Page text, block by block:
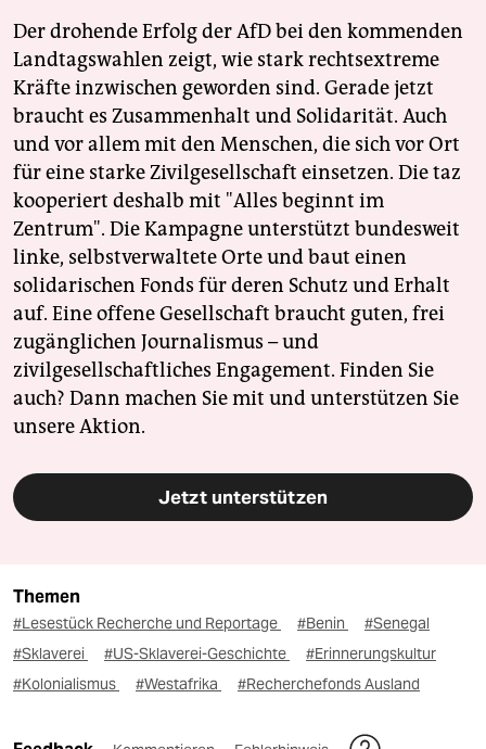
Der drohende Erfolg der AfD bei den kommenden
Landtagswahlen zeigt, wie stark rechtsextreme
Kräfte inzwischen geworden sind. Gerade jetzt
braucht es Zusammenhalt und Solidarität. Auch
und vor allem mit den Menschen, die sich vor Ort
für eine starke Zivilgesellschaft einsetzen. Die taz
kooperiert deshalb mit "Alles beginnt im
Zentrum". Die Kampagne unterstützt bundesweit
linke, selbstverwaltete Orte und baut einen
solidarischen Fonds für deren Schutz und Erhalt
auf. Eine offene Gesellschaft braucht guten, frei
zugänglichen Journalismus – und
zivilgesellschaftliches Engagement. Finden Sie
auch? Dann machen Sie mit und unterstützen Sie
unsere Aktion.
Jetzt unterstützen
Themen
#Lesestück Recherche und Reportage #Benin
#Senegal
#Sklaverei
#US-Sklaverei-Geschichte
#Erinnerungskultur
#Kolonialismus
#Westafrika #Recherchefonds Ausland